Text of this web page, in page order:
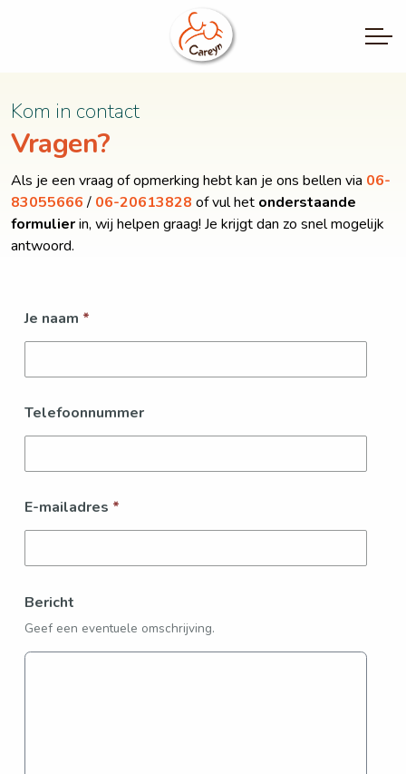
Kom in contact
Vragen?
Als je een vraag of opmerking hebt kan je ons bellen via 06-
83055666/ 06-20613828 of vul het onderstaande
formulierin, wij helpen graag! Je krijgt dan zo snel mogelijk
antwoord.
Je naam *
Telefoonnummer
E-mailadres *
Bericht
Geef een eventuele omschrijving.